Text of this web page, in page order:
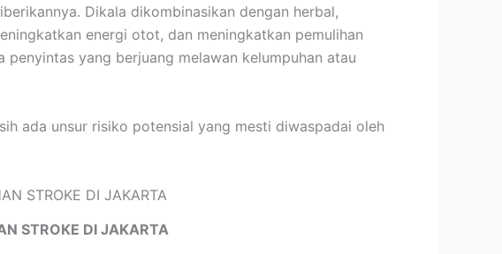
Dikala dikombinasikan dengan herbal,
energi otot, dan meningkatkan pemulihan
yang berjuang melawan kelumpuhan atau
ada unsur risiko potensial yang mesti diwaspadai oleh
STROKE DI JAKARTA